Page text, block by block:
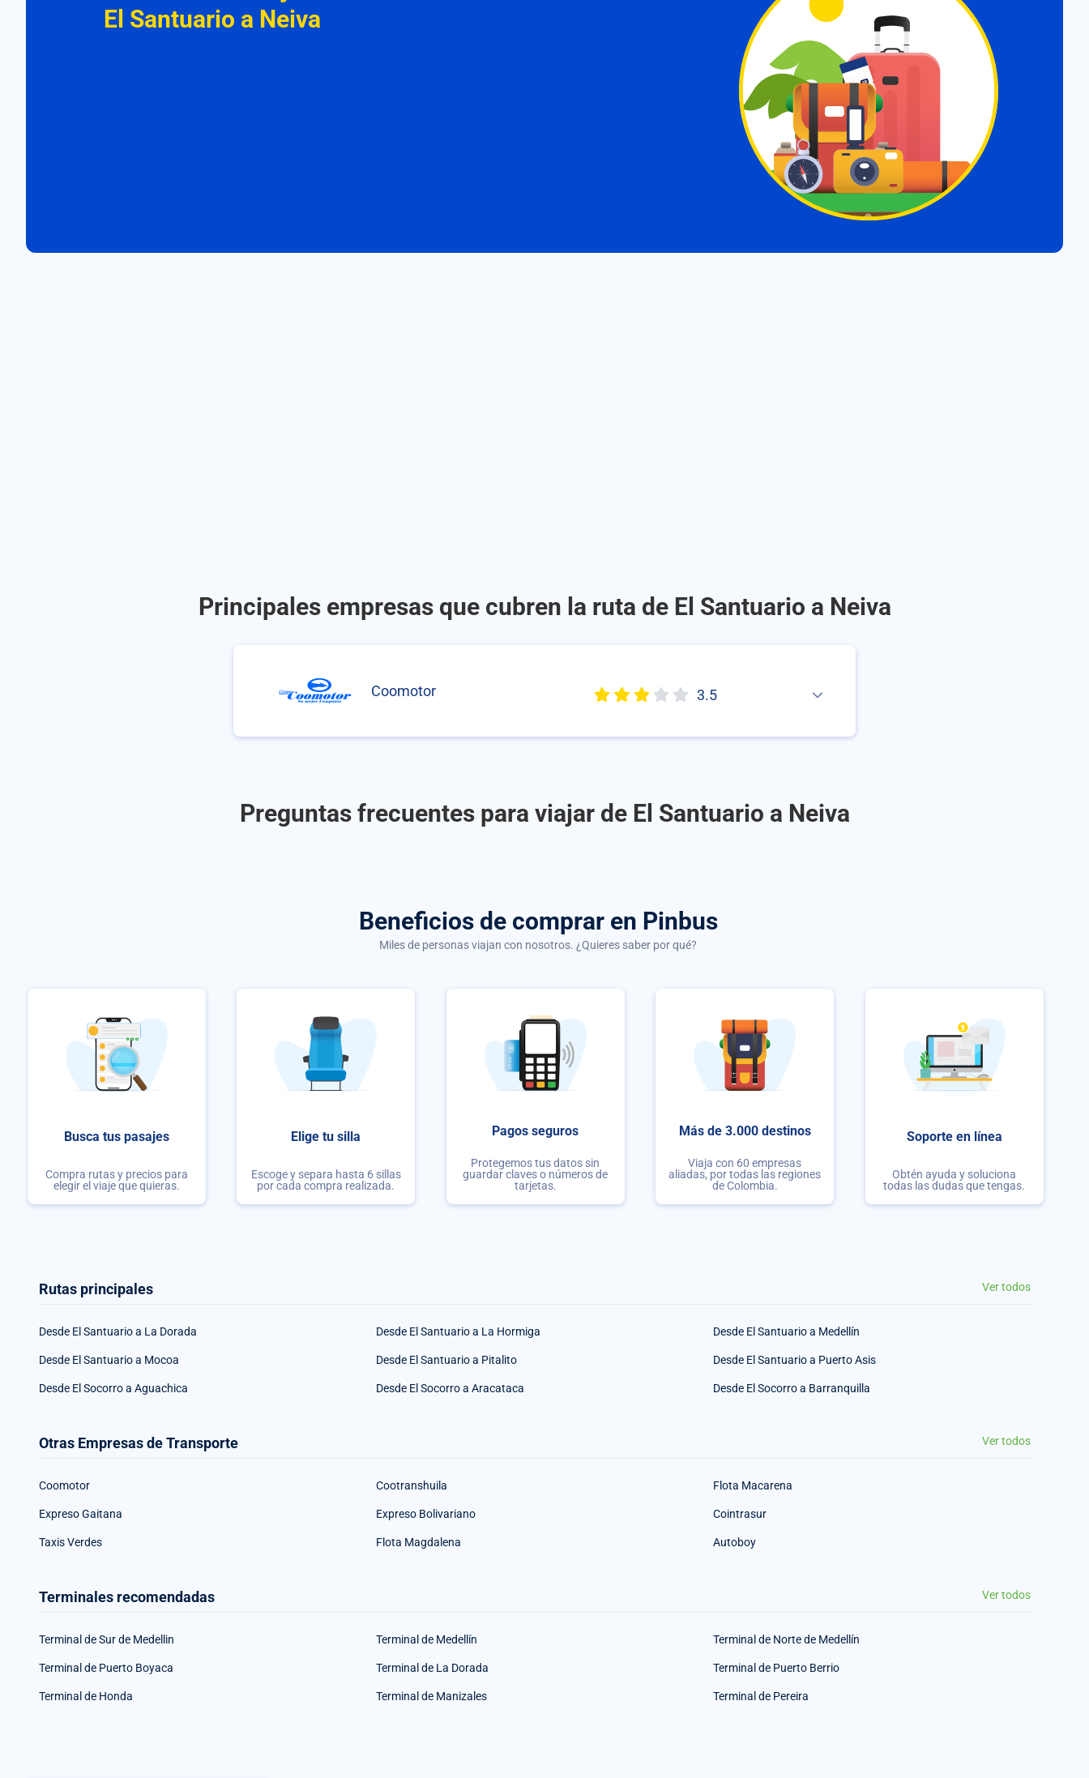
El Santuario a Neiva
Principales empresas que cubren la ruta de El Santuario a Neiva
Coomotor 3.5
Preguntas frecuentes para viajar de El Santuario a Neiva
Beneficios de comprar en Pinbus
Miles de personas viajan con nosotros. ¿Quieres saber por qué?
Busca tus pasajes
Compra rutas y precios para
elegir el viaje que quieras.
Elige tu silla
Escoge y separa hasta 6 sillas
por cada compra realizada.
Pagos seguros
Protegemos tus datos sin
guardar claves o números de
tarjetas.
Más de 3.000 destinos
Viaja con 60 empresas
aliadas, por todas las regiones
de Colombia.
Soporte en línea
Obtén ayuda y soluciona
todas las dudas que tengas.
Rutas principales Ver todos
Desde El Santuario a La Dorada Desde El Santuario a La Hormiga Desde El Santuario a Medellín
Desde El Santuario a Mocoa Desde El Santuario a Pitalito Desde El Santuario a Puerto Asis
Desde El Socorro a Aguachica Desde El Socorro a Aracataca Desde El Socorro a Barranquilla
Otras Empresas de Transporte Ver todos
Coomotor Cootranshuila Flota Macarena
Expreso Gaitana Expreso Bolivariano Cointrasur
Taxis Verdes Flota Magdalena Autoboy
Terminales recomendadas Ver todos
Terminal de Sur de Medellin Terminal de Medellín Terminal de Norte de Medellín
Terminal de Puerto Boyaca Terminal de La Dorada Terminal de Puerto Berrio
Terminal de Honda Terminal de Manizales Terminal de Pereira